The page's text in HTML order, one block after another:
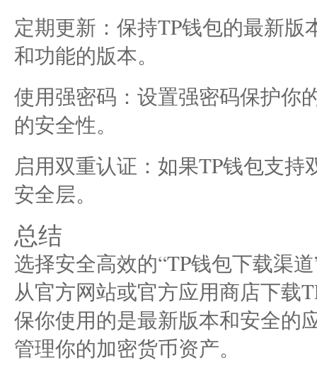
定期更新：保持TP钱包的最新
和功能的版本。
使用强密码：设置强密码保护你
的安全性。
启用双重认证：如果TP钱包支
安全层。
总结
选择安全高效的“TP钱包下载渠
从官方网站或官方应用商店下载
保你使用的是最新版本和安全的
管理你的加密货币资产。